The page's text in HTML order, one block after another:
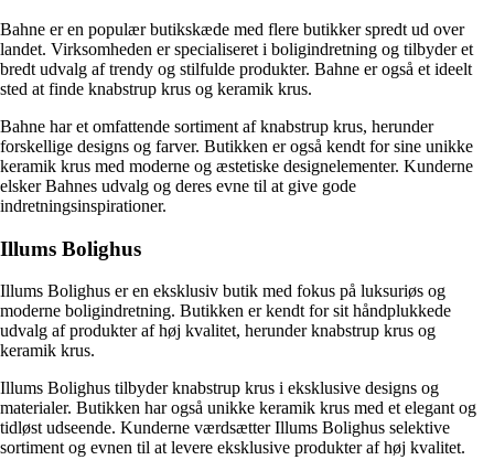
Bahne er en populær butikskæde med flere butikker spredt ud over
landet. Virksomheden er specialiseret i boligindretning og tilbyder et
bredt udvalg af trendy og stilfulde produkter. Bahne er også et ideelt
sted at finde knabstrup krus og keramik krus.
Bahne har et omfattende sortiment af knabstrup krus, herunder
forskellige designs og farver. Butikken er også kendt for sine unikke
keramik krus med moderne og æstetiske designelementer. Kunderne
elsker Bahnes udvalg og deres evne til at give gode
indretningsinspirationer.
Illums Bolighus
Illums Bolighus er en eksklusiv butik med fokus på luksuriøs og
moderne boligindretning. Butikken er kendt for sit håndplukkede
udvalg af produkter af høj kvalitet, herunder knabstrup krus og
keramik krus.
Illums Bolighus tilbyder knabstrup krus i eksklusive designs og
materialer. Butikken har også unikke keramik krus med et elegant og
tidløst udseende. Kunderne værdsætter Illums Bolighus selektive
sortiment og evnen til at levere eksklusive produkter af høj kvalitet.